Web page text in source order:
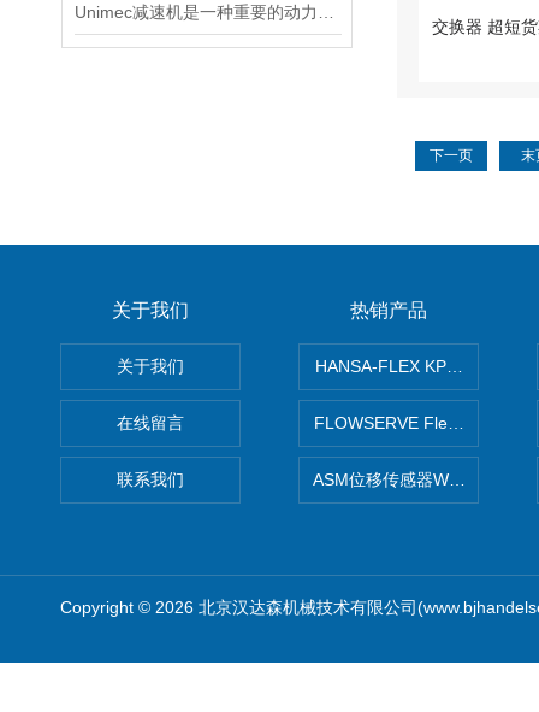
下一页 末
关于我们
关于我们
在线留言
联系我们
热销产品
HANSA-FLEX KP100P紧凑
FLOWSERVE Flex Wedge闸
ASM位移传感器WS10-750
Copyright © 2026 北京汉达森机械技术有限公司